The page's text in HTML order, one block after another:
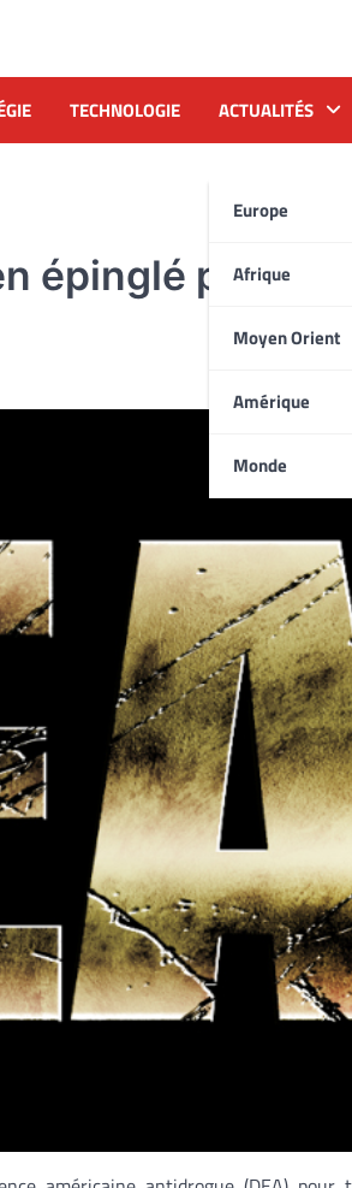
TECHNOLOGIE ACTUALITÉS
Europe
Afrique
Moyen Orient
Amérique
Monde
par la